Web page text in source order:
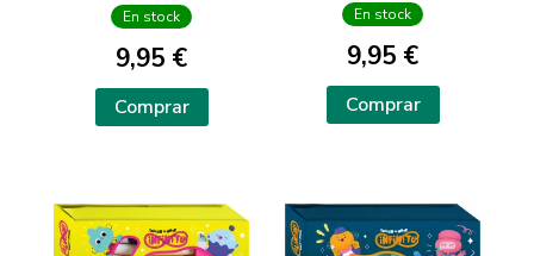
En stock
9,95 €
Comprar
En stock
9,95 €
Comprar